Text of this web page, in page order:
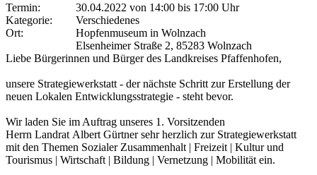
Termin: 30.04.2022 von 14:00 bis 17:00 Uhr
Kategorie:
Verschiedenes
Ort:
Hopfenmuseum in Wolnzach
Elsenheimer Straße 2, 85283 Wolnzach
Liebe Bürgerinnen und Bürger des Landkreises Pfaffenhofen,
unsere Strategiewerkstatt - der nächste Schritt zur Erstellung der
neuen Lokalen Entwicklungsstrategie - steht bevor.
Wir laden Sie im Auftrag unseres 1. Vorsitzenden
Herrn Landrat Albert Gürtner sehr herzlich zur Strategiewerkstatt
mit den Themen Sozialer Zusammenhalt | Freizeit | Kultur und
Tourismus | Wirtschaft | Bildung | Vernetzung | Mobilität ein.